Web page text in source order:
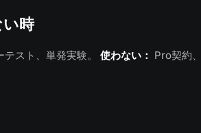
時
スト、単発実験。 使わない： Pro契約